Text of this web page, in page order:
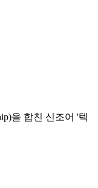
을 합친 신조어 '텍